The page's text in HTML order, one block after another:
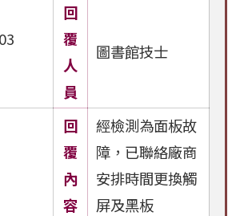
回
覆
人
員
圖書館技士
回
覆
內
容
經檢測為面板故
障，已聯絡廠商
安排時間更換觸
屏及黑板